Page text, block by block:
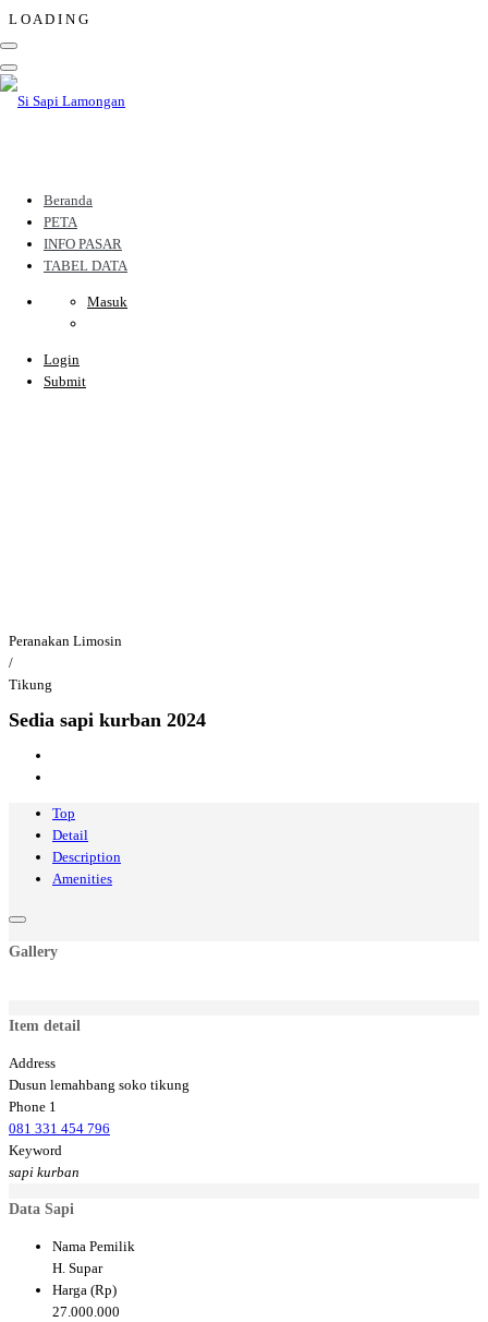
L OA D I N G
Beranda
PETA
INFO PASAR
TABEL DATA
Masuk
Login
Submit
Peranakan Limosin
/
Tikung
Sedia sapi kurban 2024
Top
Detail
Description
Amenities
Gallery
Item detail
Address
Dusun lemahbang soko tikung
Phone 1
081 331 454 796
Keyword
sapi kurban
Data Sapi
Nama Pemilik
H. Supar
Harga (Rp)
27.000.000